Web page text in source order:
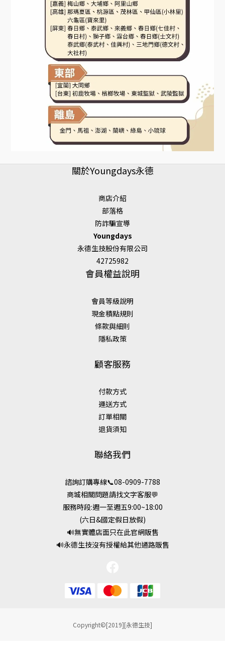
關於Youngdays永德
商店介紹
部落格
防詐騙宣導
Youngdays
永德生技股份有限公司
42725982
會員權益說明
會員等級說明
現金積點規則
條款與細則
隱私政策
顧客服務
付款方式
運送方式
訂單相關
退貨須知
聯絡我們
諮詢訂購專線📞08-0909-7788
商城相關問題請找文字客服💬
服務時段:週一至週五9:00~18:00
(六日&國定假日放假)
🔊無實體店面只在此官網販售
🔊永德生技沒有授權給其他通路販售
Copyright©[2019][永德生技]